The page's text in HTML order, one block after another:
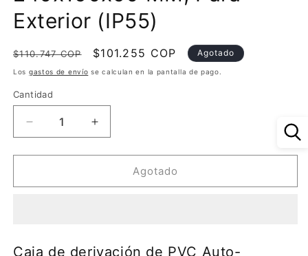
Exterior (IP55)
Precio
habitual
$110.747 COP
Precio
de
$101.255 COP Agotado
Los gastos de envío se calculan en la pantalla de pago.
Cantidad
Reducir
cantidad
para
de
Auto-
Aumentar
cantidad
para
de
Auto-
Agotado
Caja de derivación de PVC Auto-